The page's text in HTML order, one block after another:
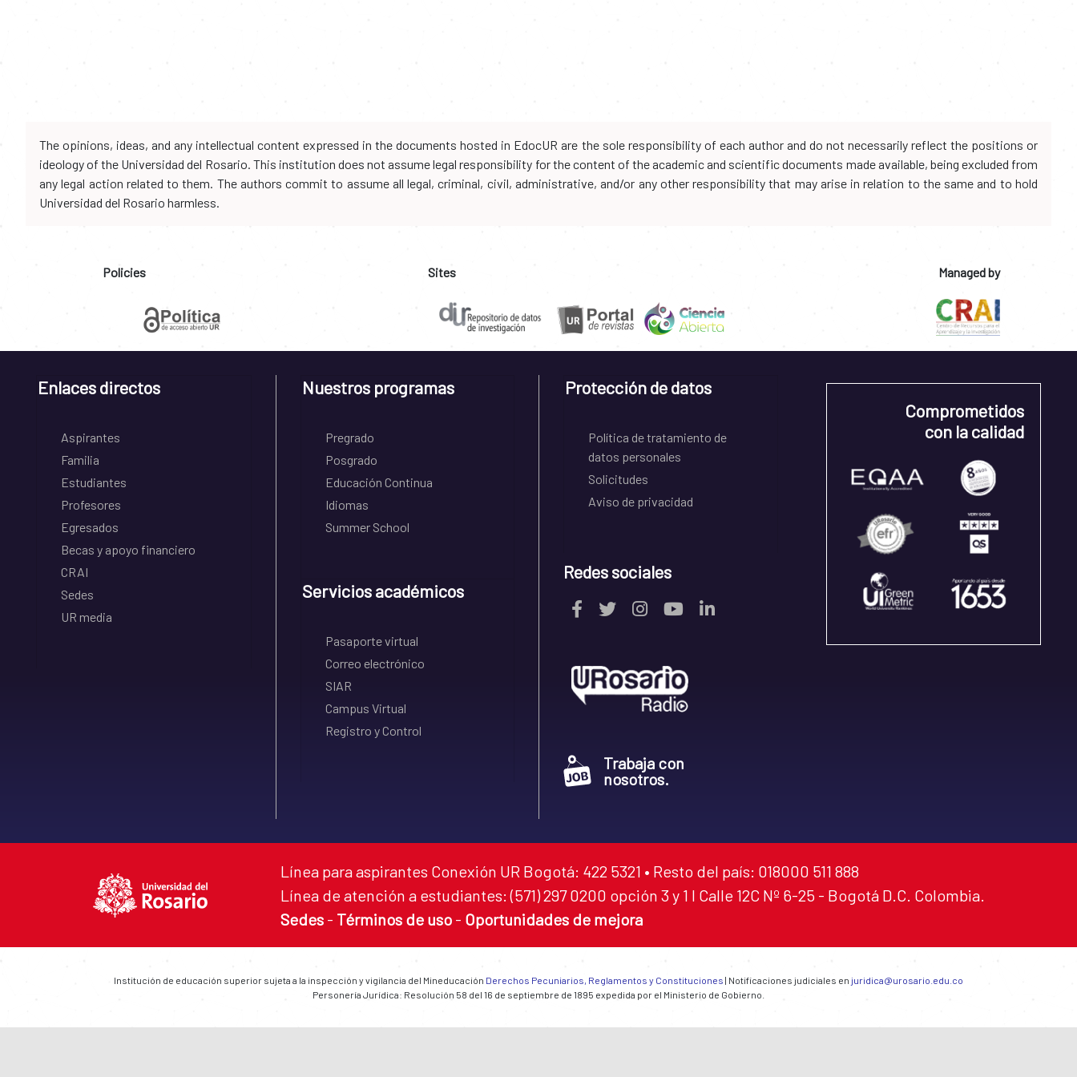
The opinions, ideas, and any intellectual content expressed in the documents hosted in EdocUR are the sole responsibility of each author and do not necessarily reflect the positions or
ideology of the Universidad del Rosario. This institution does not assume legal responsibility for the content of the academic and scientific documents made available, being excluded from
any legal action related to them. The authors commit to assume all legal, criminal, civil, administrative, and/or any other responsibility that may arise in relation to the same and to hold
Universidad del Rosario harmless.
Policies Sites Managed by
Enlaces directos
Aspirantes
Familia
Estudiantes
Profesores
Egresados
Becas y apoyo financiero
CRAI
Sedes
UR media
Nuestros programas
Pregrado
Posgrado
Educación Continua
Idiomas
Summer School
Servicios académicos
Pasaporte virtual
Correo electrónico
SIAR
Campus Virtual
Registro y Control
Protección de datos
Política de tratamiento de
datos personales
Solicitudes
Aviso de privacidad
Redes sociales
Trabaja con
nosotros.
Comprometidos
con la calidad
Línea para aspirantes Conexión UR Bogotá: 422 5321 • Resto del país: 018000 511 888
Línea de atención a estudiantes: (571) 297 0200 opción 3 y 1 I Calle 12C Nº 6-25 - Bogotá D.C. Colombia.
Sedes - Términos de uso - Oportunidades de mejora
Institución de educación superior sujeta a la inspección y vigilancia del Mineducación Derechos Pecuniarios, Reglamentos y Constituciones | Notificaciones judiciales en juridica@urosario.edu.co
Personería Jurídica: Resolución 58 del 16 de septiembre de 1895 expedida por el Ministerio de Gobierno.